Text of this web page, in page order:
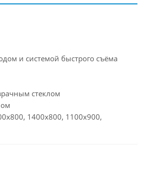
и системой быстрого съёма
стеклом
1400х800, 1100х900,